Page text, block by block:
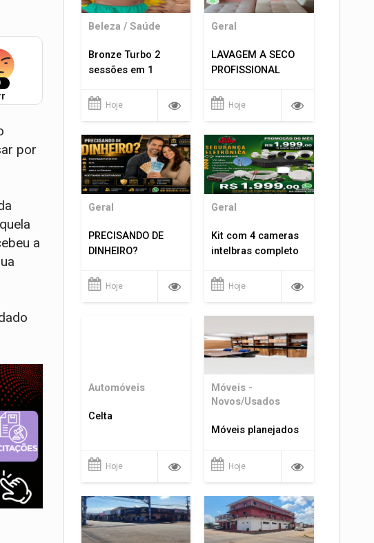
por
a
Beleza / Saúde
Bronze Turbo 2
sessões em 1
Hoje
Geral
LAVAGEM A SECO
PROFISSIONAL
Hoje
Geral
PRECISANDO DE
DINHEIRO?
Hoje
Geral
Kit com 4 cameras
intelbras completo
Hoje
Automóveis
Celta
Hoje
Móveis -
Novos/Usados
Móveis planejados
Hoje